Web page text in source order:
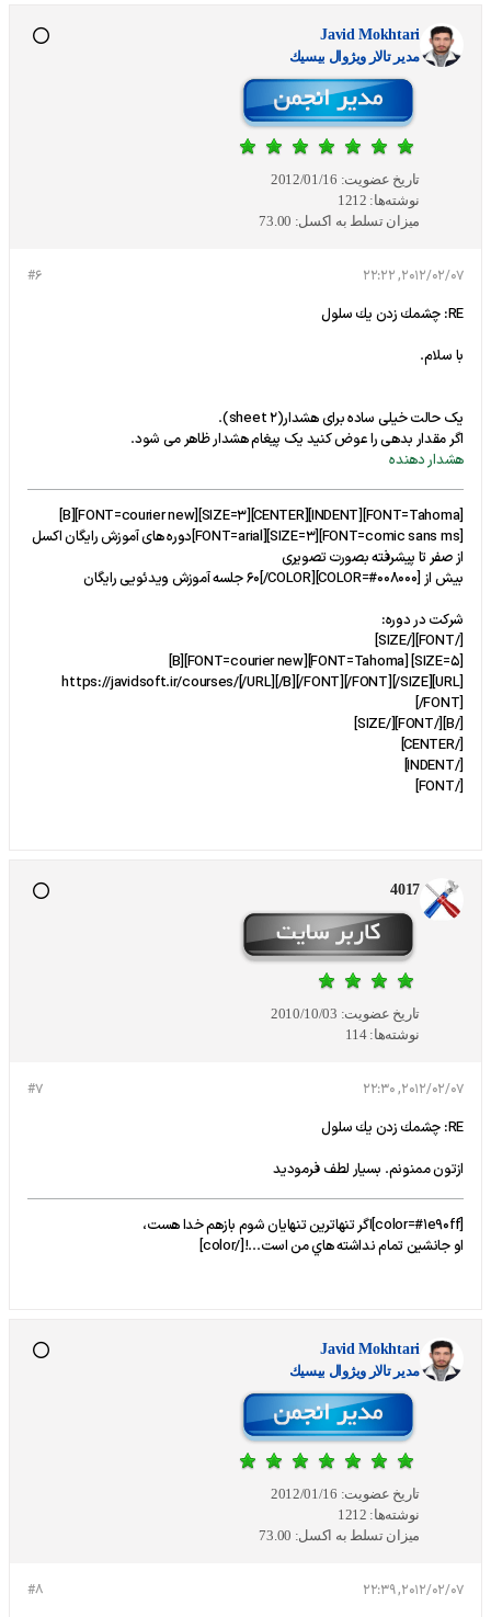
Javid Mokhtari
مدير تالار ويژوال بيسيك
تاریخ عضویت: 2012/01/16
نوشته‌ها: 1212
میزان تسلط به اکسل: 73.00
#6 2012/02/07, 22:22
RE: چشمك زدن يك سلول
با سلام.
یک حالت خیلی ساده برای هشدار(sheet 2).
اگر مقدار بدهی را عوض کنید یک پیغام هشدار ظاهر می شود.
هشدار دهنده
[FONT=Tahoma][INDENT][CENTER][SIZE=3][FONT=courier new][B]
[FONT=comic sans ms][SIZE=3][FONT=arial]دوره های آموزش رایگان اکسل
از صفر تا پیشرفته بصورت تصویری
بیش از [COLOR=#008000]60[/COLOR] جلسه آموزش ویدئویی رایگان
شرکت در دوره:
[/FONT][/SIZE]
[SIZE=5] [FONT=Tahoma][FONT=courier new][B]
[URL]https://javidsoft.ir/courses/[/URL][/B][/FONT][/FONT][/SIZE]
[/FONT]
[/B][/FONT][/SIZE]
[/CENTER]
[/INDENT]
[/FONT]
4017
تاریخ عضویت: 2010/10/03
نوشته‌ها: 114
#7 2012/02/07, 22:30
RE: چشمك زدن يك سلول
ازتون ممنونم. بسيار لطف فرموديد
[color=#1e90ff]اگر تنهاترين تنهايان شوم بازهم خدا هست،
او جانشين تمام نداشته هاي من است...![/color]
Javid Mokhtari
مدير تالار ويژوال بيسيك
تاریخ عضویت: 2012/01/16
نوشته‌ها: 1212
میزان تسلط به اکسل: 73.00
#8 2012/02/07, 22:39